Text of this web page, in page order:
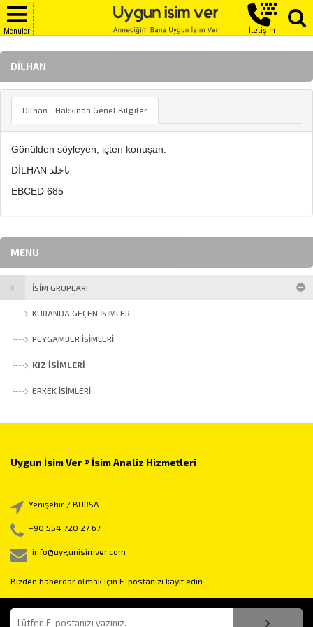
Menuler İletişim
DILHAN
Dilhan - Hakkında Genel Bilgiler
Gönülden söyleyen, içten konuşan.
DİLHAN ناخلد
EBCED 685
MENU
İSİM GRUPLARI
KURANDA GEÇEN İSIMLER
PEYGAMBER İSIMLERI
KIZ İSIMLERI
ERKEK İSIMLERI
Uygun İsim Ver ® İsim Analiz Hizmetleri
Yenişehir / BURSA
+90 554 720 27 67
info@uygunisimver.com
Bizden haberdar olmak için E-postanızı kayıt edin